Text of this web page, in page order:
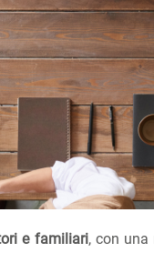
e familiari, con una